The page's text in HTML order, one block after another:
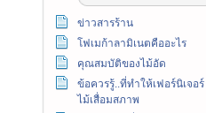
ข่าวสารร้าน
โฟเมก้าลามิเนตคืออะไร
คุณสมบัติของไม้อัด
ข้อควรรู้..ที่ทำให้เฟอร์นิเจอร์
ไม้เสื่อมสภาพ